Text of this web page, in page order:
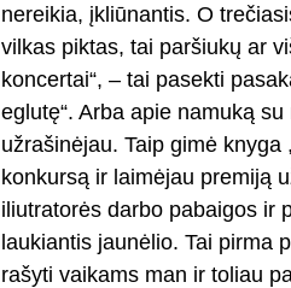
nereikia, įkliūnantis. O
vilkas piktas, tai paršiukų ar
koncertai“, – tai pasekti
eglutę“. Arba apie namuką
užrašinėjau. Taip gimė
konkursą ir laimėjau premiją
iliutratorės darbo pabaigos ir
laukiantis jaunėlio. Tai pirma
rašyti vaikams man ir toliau